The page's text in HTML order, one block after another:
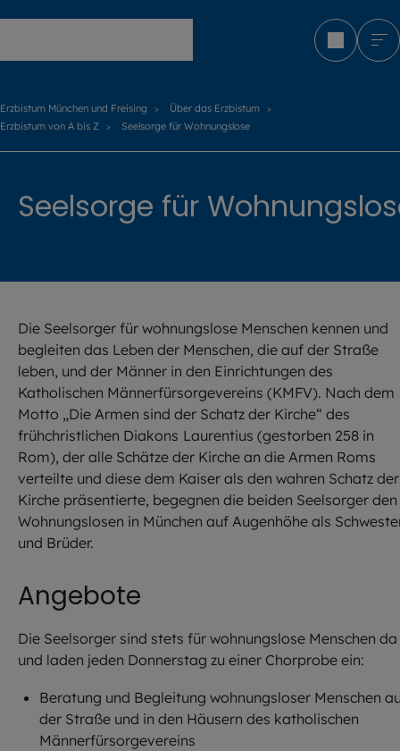
Erzbistum München und Freising
Über das Erzbistum
Erzbistum von A bis Z
Seelsorge für Wohnungslose
Seelsorge für
Die Seelsorger für wohnungslose Menschen kennen und
begleiten das Leben der Menschen, die auf der Straße
leben, und der Männer in den Einrichtungen des
Katholischen Männerfürsorgevereins (KMFV). Nach dem
Motto „Die Armen sind der Schatz der Kirche“ des
frühchristlichen Diakons Laurentius (gestorben 258 in
Rom), der alle Schätze der Kirche an die Armen Roms
verteilte und diese dem Kaiser als den wahren Schatz der
Kirche präsentierte, begegnen die beiden Seelsorger den
Wohnungslosen in München auf Augenhöhe als
und Brüder.
Angebote
Die Seelsorger sind stets für wohnungslose Menschen da
und laden jeden Donnerstag zu einer Chorprobe ein:
Beratung und Begleitung wohnungsloser Menschen
der Straße und in den Häusern des katholischen
Männerfürsorgevereins